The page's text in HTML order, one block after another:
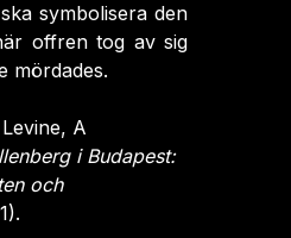
symbolisera den
offren tog av sig
mördades.
Levine, A
i Budapest:
och